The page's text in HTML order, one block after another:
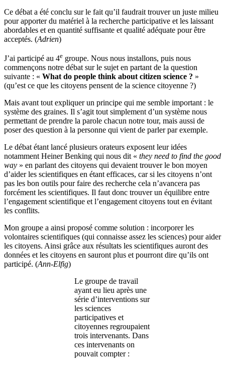
Ce débat a été conclu sur le fait qu’il faudrait trouver un juste milieu
pour apporter du matériel à la recherche participative et les laissant
abordables et en quantité suffisante et qualité adéquate pour être
acceptés. (Adrien)
J’ai participé au 4e groupe. Nous nous installons, puis nous
commençons notre débat sur le sujet en partant de la question
suivante : « What do people think about citizen science ? »
(qu’est ce que les citoyens pensent de la science citoyenne ?)
Mais avant tout expliquer un principe qui me semble important : le
système des graines. Il s’agit tout simplement d’un système nous
permettant de prendre la parole chacun notre tour, mais aussi de
poser des question à la personne qui vient de parler par exemple.
Le débat étant lancé plusieurs orateurs exposent leur idées
notamment Heiner Benking qui nous dit « they need to find the good
way » en parlant des citoyens qui devaient trouver le bon moyen
d’aider les scientifiques en étant efficaces, car si les citoyens n’ont
pas les bon outils pour faire des recherche cela n’avancera pas
forcément les scientifiques. Il faut donc trouver un équilibre entre
l’engagement scientifique et l’engagement citoyens tout en évitant
les conflits.
Mon groupe a ainsi proposé comme solution : incorporer les
volontaires scientifiques (qui connaisse assez les sciences) pour aider
les citoyens. Ainsi grâce aux résultats les scientifiques auront des
données et les citoyens en sauront plus et pourront dire qu’ils ont
participé. (Ann-Elfig)
Le groupe de travail
ayant eu lieu après une
série d’interventions sur
les sciences
participatives et
citoyennes regroupaient
trois intervenants. Dans
ces intervenants on
pouvait compter :